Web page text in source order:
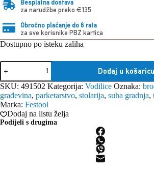
Besplatna dostava
za narudžbe preko €135
Obročno plaćanje do 6 rata
za sve korisnike PBZ kartica
Dostupno po isteku zaliha
Festool
vodilica,
FS
2400/2
količina
Dodaj u košaricu
SKU: 491502 Kategorija: Vodilice Oznaka:
građevina, parketarstvo, stolarija, suha gradnja,
Marka: Festool
Dodaj na listu želja
Podijeli s drugima